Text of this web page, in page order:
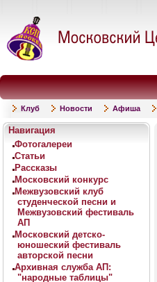
Клуб Новости Афиша
Навигация
Фотогалереи
Статьи
Рассказы
Московский конкурс
Межвузовский клуб
студенческой песни и
Межвузовский фестиваль
АП
Московский детско-
юношеский фестиваль
авторской песни
Архивная служба АП:
"народные таблицы"